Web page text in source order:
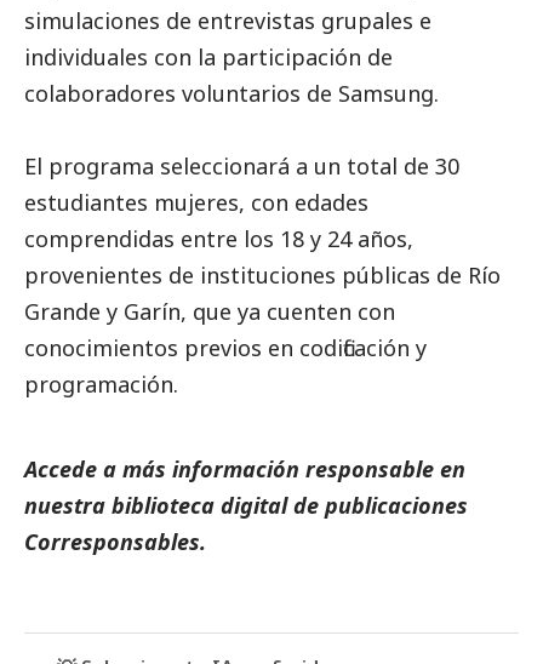
simulaciones de entrevistas grupales e
individuales con la participación de
colaboradores voluntarios de Samsung.
El programa seleccionará a un total de 30
estudiantes mujeres, con edades
comprendidas entre los 18 y 24 años,
provenientes de instituciones públicas de Río
Grande y Garín, que ya cuenten con
conocimientos previos en codificación y
programación.
Accede a más información responsable en
nuestra biblioteca digital de publicaciones
Corresponsables.